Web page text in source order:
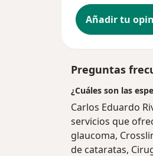
Añadir tu
Preguntas
¿Cuáles son las
Carlos Eduardo
servicios que
glaucoma,
de cataratas,